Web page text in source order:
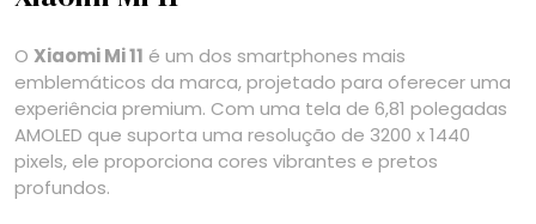
O Xiaomi Mi 11 é um dos smartphones mais
emblemáticos da marca, projetado para oferecer uma
experiência premium. Com uma tela de 6,81 polegadas
AMOLED que suporta uma resolução de 3200 x 1440
pixels, ele proporciona cores vibrantes e pretos
profundos.